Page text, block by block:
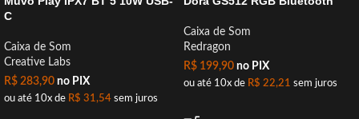
C
Caixa de Som
Creative Labs
R$ 283,90 no PIX
ou até 10x de R$ 31,54 sem juros
Caixa de Som
Redragon
R$ 199,90 no PIX
ou até 10x de R$ 22,21 sem juros